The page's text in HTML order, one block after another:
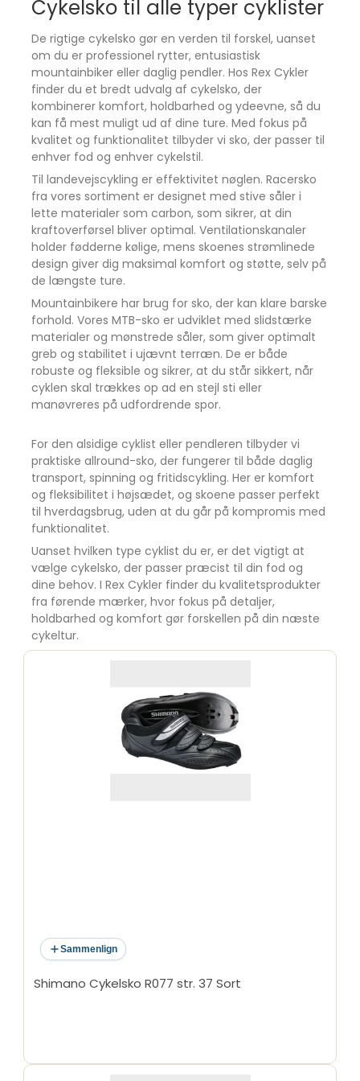
sikrer en naturlig og ergonomisk pasform.
Perforeret konstruktion giver ventilation og
komfort på lange ture.
Ergonomisk indersål
Designet til at støtte foden og reducere træthed.
Kompatibilitet
Passer til SPD-SL og Look Keo klamper med 3-bolt
Vil du have en landevejssko, der kombinerer letvægt,
komfort og præcis kraftoverførsel?
Shimano RC302 er den ideelle cykelsko til ryttere,
der vil tage deres performance til næste niveau.
Cykelsko til alle typer cyklister
De rigtige cykelsko gør en verden til forskel, uanset
om du er professionel rytter, entusiastisk
mountainbiker eller daglig pendler. Hos Rex Cykler
finder du et bredt udvalg af cykelsko, der
kombinerer komfort, holdbarhed og ydeevne, så du
kan få mest muligt ud af dine ture. Med fokus på
kvalitet og funktionalitet tilbyder vi sko, der passer til
enhver fod og enhver cykelstil.
Til landevejscykling er effektivitet nøglen. Racersko
fra vores sortiment er designet med stive såler i
lette materialer som carbon, som sikrer, at din
kraftoverførsel bliver optimal. Ventilationskanaler
holder fødderne kølige, mens skoenes strømlinede
design giver dig maksimal komfort og støtte, selv på
de længste ture.
Mountainbikere har brug for sko, der kan klare barske
forhold. Vores MTB-sko er udviklet med slidstærke
materialer og mønstrede såler, som giver optimalt
greb og stabilitet i ujævnt terræn. De er både
robuste og fleksible og sikrer, at du står sikkert, når
cyklen skal trækkes op ad en stejl sti eller
manøvreres på udfordrende spor.
For den alsidige cyklist eller pendleren tilbyder vi
praktiske allround-sko, der fungerer til både daglig
transport, spinning og fritidscykling. Her er komfort
og fleksibilitet i højsædet, og skoene passer perfekt
til hverdagsbrug, uden at du går på kompromis med
funktionalitet.
Uanset hvilken type cyklist du er, er det vigtigt at
vælge cykelsko, der passer præcist til din fod og
dine behov. I Rex Cykler finder du kvalitetsprodukter
fra førende mærker, hvor fokus på detaljer,
holdbarhed og komfort gør forskellen på din næste
cykeltur.
Sammenlign
Shimano Cykelsko R077 str. 37 Sort